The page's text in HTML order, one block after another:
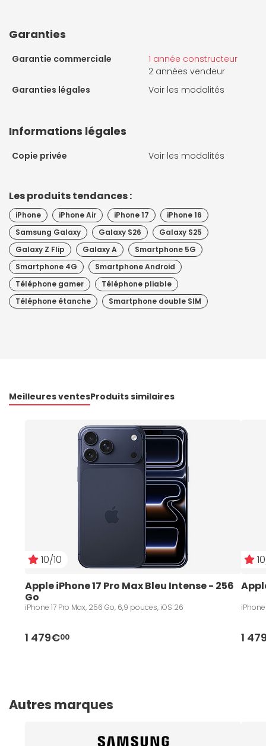
Garanties
Garantie commerciale
1 année constructeur
2 années vendeur
Garanties légales
Voir les modalités
Informations légales
Copie privée Voir les modalités
Les produits tendances :
iPhone iPhone Air iPhone 17
iPhone 16
Samsung Galaxy
Galaxy S26
Galaxy S25
Galaxy Z Flip
Galaxy A
Smartphone 5G
Smartphone 4G
Smartphone Android
Téléphone gamer
Téléphone pliable
Téléphone étanche
Smartphone double SIM
Meilleures ventesProduits similaires
10/10
Apple iPhone 17 Pro Max Bleu Intense - 256
Go
iPhone 17 Pro Max, 256 Go, 6,9 pouces, iOS 26
1 479€00 1
Autres marques